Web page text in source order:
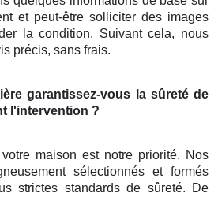
et peut-être solliciter des images
la condition. Suivant cela, nous
précis, sans frais.
garantissez-vous la sûreté de
l'intervention ?
maison est notre priorité. Nos
sélectionnés et formés
strictes standards de sûreté. De